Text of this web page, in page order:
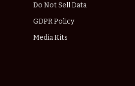
Do Not Sell Data
GDPR Policy
Media Kits